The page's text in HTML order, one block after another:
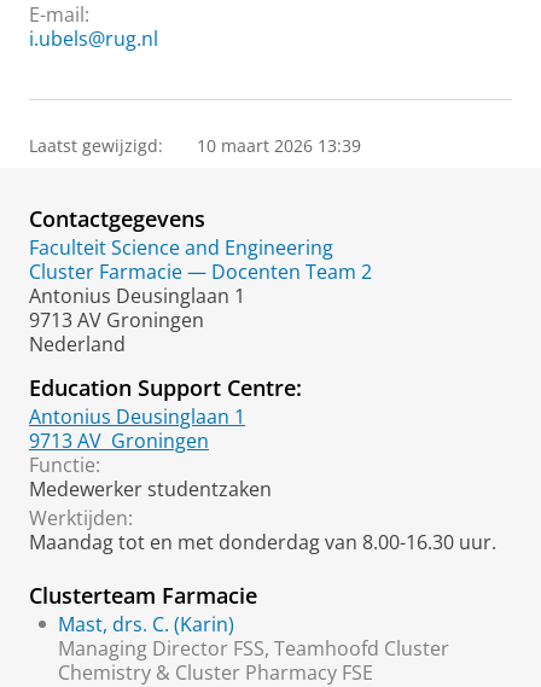
E-mail:
i.ubels@rug.nl
Laatst gewijzigd: 10 maart 2026 13:39
Contactgegevens
Faculteit Science and Engineering
Cluster Farmacie — Docenten Team 2
Antonius Deusinglaan 1
9713 AV Groningen
Nederland
Education Support Centre:
Antonius Deusinglaan 1
9713 AV Groningen
Functie:
Medewerker studentzaken
Werktijden:
Maandag tot en met donderdag van 8.00-16.30 uur.
Clusterteam Farmacie
Mast, drs. C. (Karin)
Managing Director FSS, Teamhoofd Cluster
Chemistry & Cluster Pharmacy FSE